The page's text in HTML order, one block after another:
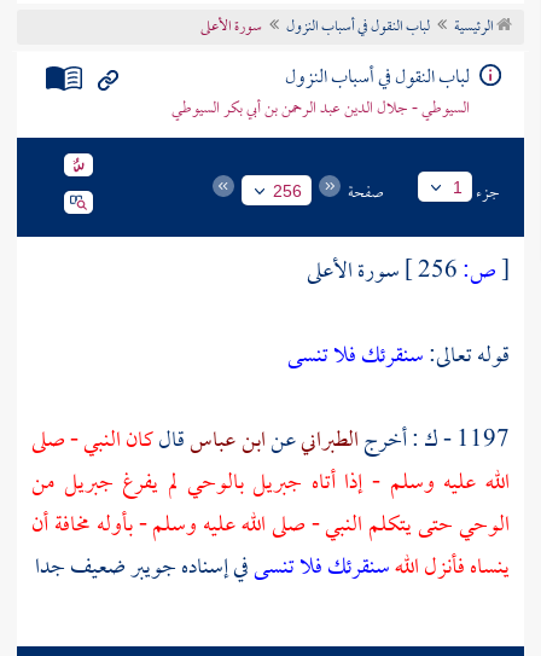
تراجم الأعلام
الرئيسية لباب النقول في أسباب النزول سورة الأعلى
لباب النقول في أسباب النزول
السيوطي - جلال الدين عبد الرحمن بن أبي بكر السيوطي
جزء 1 صفحة 256
[ص:
سورة الأعلى
قوله تعالى:سنقرئك فلا تنسى
1197 - ك : أخرج
الطبرانيعنابن عباسقالكان النبي - صلى
الله عليه وسلم - إذا أتاه جبريلبالوحي لم يفرغ جبريل من
الوحي حتى يتكلم النبي - صلى الله عليه وسلم - بأوله مخافة أن
ينساه فأنزل اللهسنقرئك فلا تنسىفي إسنادهجويبرضعيف جدا